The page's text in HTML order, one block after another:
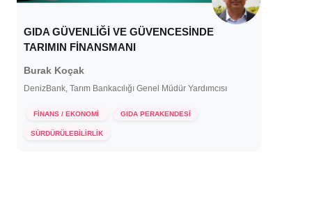
GIDA GÜVENLİĞİ VE GÜVENCESİNDE
TARIMIN FİNANSMANI
Burak Koçak
DenizBank, Tarım Bankacılığı Genel Müdür Yardımcısı
FİNANS / EKONOMİ GIDA PERAKENDESİ
SÜRDÜRÜLEBİLİRLİK